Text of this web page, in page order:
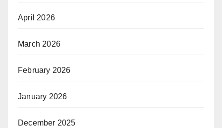
April 2026
March 2026
February 2026
January 2026
December 2025